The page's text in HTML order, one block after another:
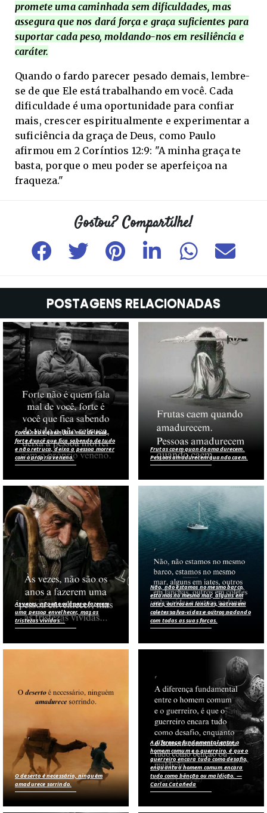
promete uma caminhada sem dificuldades, mas
assegura que nos dará força e graça suficientes para
suportar cada peso, moldando-nos em resiliência e
caráter.
Quando o fardo parecer pesado demais, lembre-
se de que Ele está trabalhando em você. Cada
dificuldade é uma oportunidade para confiar
mais, crescer espiritualmente e experimentar a
suficiência da graça de Deus, como Paulo
afirmou em 2 Coríntios 12:9: "A minha graça te
basta, porque o meu poder se aperfeiçoa na
fraqueza."
POSTAGENS RELACIONADAS
Forte não é quem fala mal de você,
forte é você que fica sabendo de tudo
e não retruca, deixa a pessoa morrer
com o próprio veneno.
Às vezes, não são os anos a fazerem
uma pessoa envelhecer, mas as
tristezas vividas...
O deserto é necessário, ninguém
amadurece sorrindo.
Frutas caem quando amadurecem.
Pessoas amadurecem quando caem.
Não, não estamos no mesmo barco,
estamos no mesmo mar, alguns em
iates, outros em lanchas, outros em
coletes salva-vidas e outros nadando
com todas as suas forças.
A diferença fundamental entre o
homem comum e o guerreiro, é que o
guerreiro encara tudo como desafio,
enquanto o homem comum encara
tudo como bênção ou maldição. —
Carlos Catañeda